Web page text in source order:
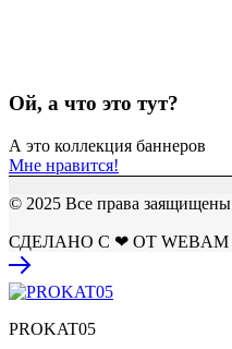
Ой, а что это тут?
А это коллекция баннеров
Мне нравится!
© 2025 Все права заящищены
СДЕЛАНО С ❤ ОТ WEBAM
PROKAT05